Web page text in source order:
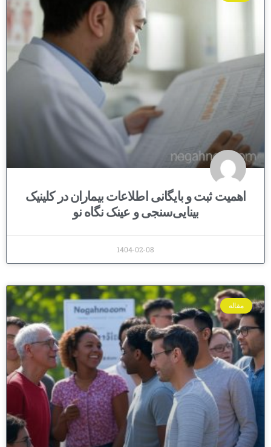
اهمیت ثبت و بایگانی اطلاعات بیماران در کلینیک
بینایی‌سنجی و عینک نگاه نو
1404-02-08
مقاله